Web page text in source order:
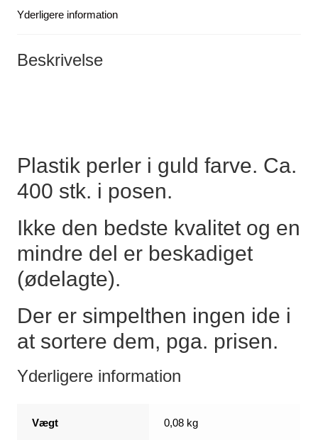
Yderligere information
Beskrivelse
Plastik perler i guld farve. Ca.
400 stk. i posen.
Ikke den bedste kvalitet og en
mindre del er beskadiget
(ødelagte).
Der er simpelthen ingen ide i
at sortere dem, pga. prisen.
Yderligere information
Vægt 0,08 kg